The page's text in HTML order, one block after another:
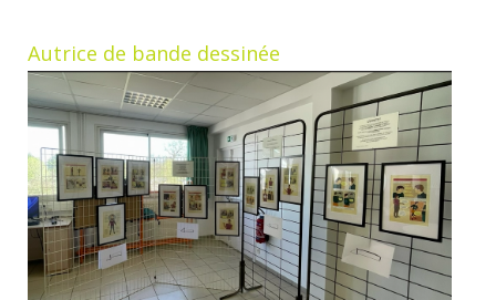
Autrice de bande dessinée